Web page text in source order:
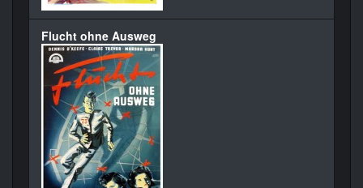
Flucht ohne Ausweg